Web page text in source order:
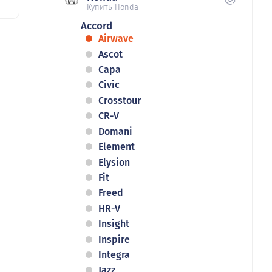
Купить Honda
Accord
Airwave
Ascot
Capa
Civic
Crosstour
CR-V
Domani
Element
Elysion
Fit
Freed
HR-V
Insight
Inspire
Integra